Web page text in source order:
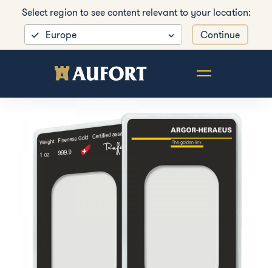
Select region to see content relevant to your location:
Europe
Continue